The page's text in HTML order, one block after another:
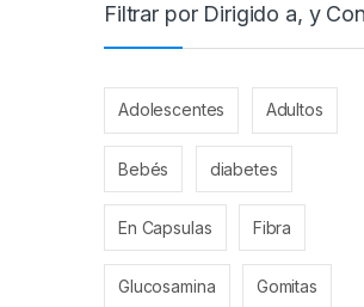
Filtrar por Dirigido a, y
Adolescentes Adultos
Bebés diabetes
En Capsulas Fibra
Glucosamina Gomitas